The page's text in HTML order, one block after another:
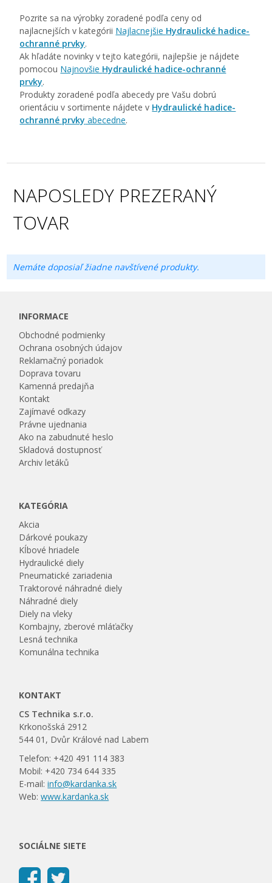
Pozrite sa na výrobky zoradené podľa ceny od
najlacnejších v kategórii Najlacnejšie Hydraulické hadice-
ochranné prvky.
Ak hľadáte novinky v tejto kategórii, najlepšie je nájdete
pomocou Najnovšie Hydraulické hadice-ochranné
prvky.
Produkty zoradené podľa abecedy pre Vašu dobrú
orientáciu v sortimente nájdete v Hydraulické hadice-
ochranné prvky abecedne.
NAPOSLEDY PREZERANÝ
TOVAR
Nemáte doposiaľ žiadne navštívené produkty.
INFORMACE
Obchodné podmienky
Ochrana osobných údajov
Reklamačný poriadok
Doprava tovaru
Kamenná predajňa
Kontakt
Zajímavé odkazy
Právne ujednania
Ako na zabudnuté heslo
Skladová dostupnosť
Archiv letáků
KATEGÓRIA
Akcia
Dárkové poukazy
Kĺbové hriadele
Hydraulické diely
Pneumatické zariadenia
Traktorové náhradné diely
Náhradné diely
Diely na vleky
Kombajny, zberové mláťačky
Lesná technika
Komunálna technika
KONTAKT
CS Technika s.r.o.
Krkonošská 2912
544 01, Dvůr Králové nad Labem
Telefon: +420 491 114 383
Mobil: +420 734 644 335
E-mail:info@kardanka.sk
Web:www.kardanka.sk
SOCIÁLNE SIETE